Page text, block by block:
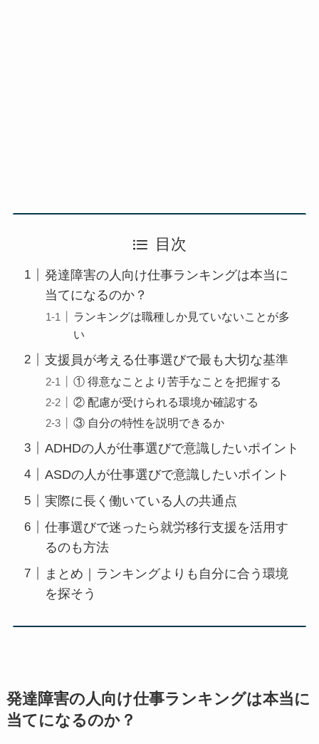
目次
発達障害の人向け仕事ランキングは本当に
当てになるのか？
ランキングは職種しか見ていないことが多
い
支援員が考える仕事選びで最も大切な基準
① 得意なことより苦手なことを把握する
② 配慮が受けられる環境か確認する
③ 自分の特性を説明できるか
ADHDの人が仕事選びで意識したいポイント
ASDの人が仕事選びで意識したいポイント
実際に長く働いている人の共通点
仕事選びで迷ったら就労移行支援を活用す
るのも方法
まとめ｜ランキングよりも自分に合う環境
を探そう
発達障害の人向け仕事ランキングは本当に
当てになるのか？